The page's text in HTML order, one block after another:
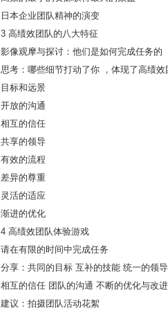
日本企业团队精神的演变
3 高绩效团队的八大特征
影像观摩与探讨：他们是如何完成任务的
思考：哪些细节打动了你 ，体现了高绩效
目标和远景
开放的沟通
相互的信任
共享的领导
有效的流程
差异的尊重
灵活的适应
渐进的优化
4 高绩效团队体验游戏
请在有限的时间中完成任务
分享：共同的目标 互补的技能 统一的领导
相互的信任 团队的沟通 不断的优化与改
建议：拍摄团队活动花絮